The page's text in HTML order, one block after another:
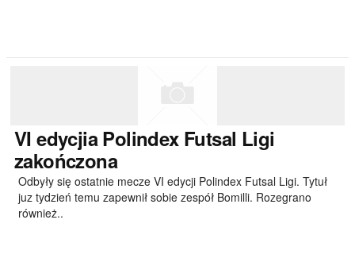
VI edycjia Polindex Futsal Ligi
zakończona
Odbyły się ostatnie mecze VI edycji Polindex Futsal Ligi. Tytuł
juz tydzień temu zapewnił sobie zespół Bomilli. Rozegrano
również..